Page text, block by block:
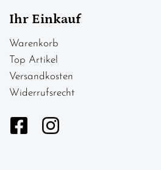
Ihr Einkauf
Warenkorb
Top Artikel
Versandkosten
Widerrufsrecht